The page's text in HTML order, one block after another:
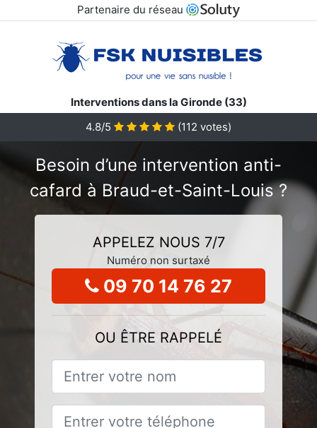
Partenaire du réseau
Interventions dans la Gironde (33)
4.8/5
(112 votes)
Besoin d’une intervention anti-
cafard à Braud-et-Saint-Louis ?
APPELEZ NOUS 7/7
Numéro non surtaxé
09 70 14 76 27
OU ÊTRE RAPPELÉ